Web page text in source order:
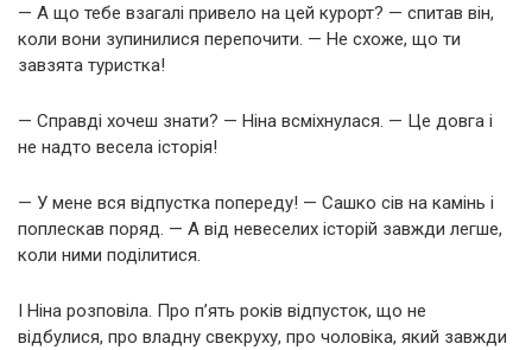
— А що тебе взагалі привело на цей курорт? — спитав він,
коли вони зупинилися перепочити. — Не схоже, що ти
завзята туристка!
— Справді хочеш знати? — Ніна всміхнулася. — Це довга і
не надто весела історія!
— У мене вся відпустка попереду! — Сашко сів на камінь і
поплескав поряд. — А від невеселих історій завжди легше,
коли ними поділитися.
І Ніна розповіла. Про п’ять років відпусток, що не
відбулися, про владну свекруху, про чоловіка, який завжди